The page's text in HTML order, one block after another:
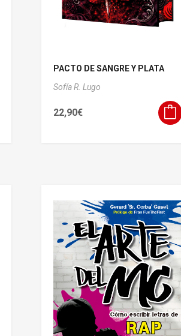
PACTO DE SANGRE Y PLATA
Sofía R. Lugo
22,90€